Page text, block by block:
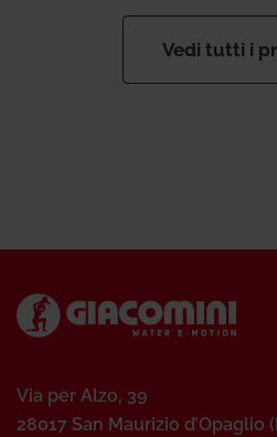
Vedi tutti i
Via per Alzo, 39
28017 San Maurizio d’Opaglio